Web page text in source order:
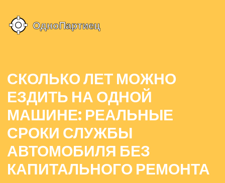
СКОЛЬКО ЛЕТ МОЖНО
ЕЗДИТЬ НА ОДНОЙ
МАШИНЕ: РЕАЛЬНЫЕ
СРОКИ СЛУЖБЫ
АВТОМОБИЛЯ БЕЗ
КАПИТАЛЬНОГО РЕМОНТА